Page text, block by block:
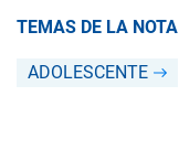
TEMAS DE LA NOTA
ADOLESCENTE